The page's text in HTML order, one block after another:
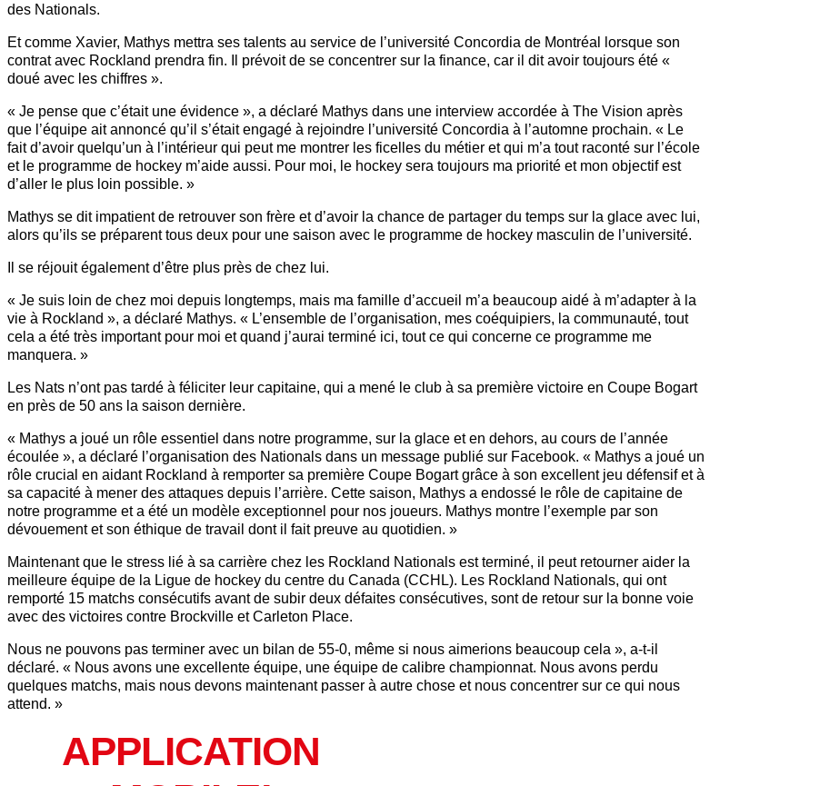
des Nationals.
Et comme Xavier, Mathys mettra ses talents au service de l’université Concordia de Montréal lorsque son
contrat avec Rockland prendra fin. Il prévoit de se concentrer sur la finance, car il dit avoir toujours été «
doué avec les chiffres ».
« Je pense que c’était une évidence », a déclaré Mathys dans une interview accordée à The Vision après
que l’équipe ait annoncé qu’il s’était engagé à rejoindre l’université Concordia à l’automne prochain. « Le
fait d’avoir quelqu’un à l’intérieur qui peut me montrer les ficelles du métier et qui m’a tout raconté sur l’école
et le programme de hockey m’aide aussi. Pour moi, le hockey sera toujours ma priorité et mon objectif est
d’aller le plus loin possible. »
Mathys se dit impatient de retrouver son frère et d’avoir la chance de partager du temps sur la glace avec lui,
alors qu’ils se préparent tous deux pour une saison avec le programme de hockey masculin de l’université.
Il se réjouit également d’être plus près de chez lui.
« Je suis loin de chez moi depuis longtemps, mais ma famille d’accueil m’a beaucoup aidé à m’adapter à la
vie à Rockland », a déclaré Mathys. « L’ensemble de l’organisation, mes coéquipiers, la communauté, tout
cela a été très important pour moi et quand j’aurai terminé ici, tout ce qui concerne ce programme me
manquera. »
Les Nats n’ont pas tardé à féliciter leur capitaine, qui a mené le club à sa première victoire en Coupe Bogart
en près de 50 ans la saison dernière.
« Mathys a joué un rôle essentiel dans notre programme, sur la glace et en dehors, au cours de l’année
écoulée », a déclaré l’organisation des Nationals dans un message publié sur Facebook. « Mathys a joué un
rôle crucial en aidant Rockland à remporter sa première Coupe Bogart grâce à son excellent jeu défensif et à
sa capacité à mener des attaques depuis l’arrière. Cette saison, Mathys a endossé le rôle de capitaine de
notre programme et a été un modèle exceptionnel pour nos joueurs. Mathys montre l’exemple par son
dévouement et son éthique de travail dont il fait preuve au quotidien. »
Maintenant que le stress lié à sa carrière chez les Rockland Nationals est terminé, il peut retourner aider la
meilleure équipe de la Ligue de hockey du centre du Canada (CCHL). Les Rockland Nationals, qui ont
remporté 15 matchs consécutifs avant de subir deux défaites consécutives, sont de retour sur la bonne voie
avec des victoires contre Brockville et Carleton Place.
Nous ne pouvons pas terminer avec un bilan de 55-0, même si nous aimerions beaucoup cela », a-t-il
déclaré. « Nous avons une excellente équipe, une équipe de calibre championnat. Nous avons perdu
quelques matchs, mais nous devons maintenant passer à autre chose et nous concentrer sur ce qui nous
attend. »
APPLICATION